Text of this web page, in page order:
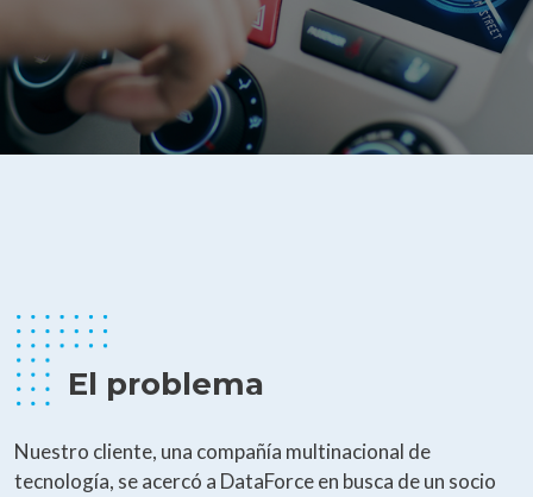
El problema
Nuestro cliente, una compañía multinacional de
tecnología, se acercó a DataForce en busca de un socio